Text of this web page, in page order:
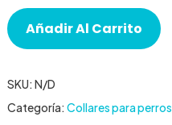
Añadir Al Carrito
SKU: N/D
Categoría: Collares para perros